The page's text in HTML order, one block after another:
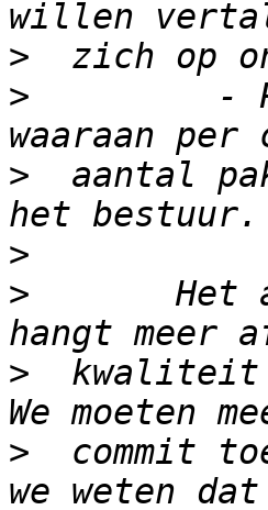
>
>
-
>
aantal
>
>
Het
>
>
commit